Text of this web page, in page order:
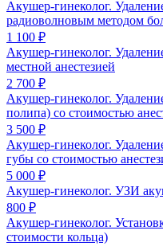
Акушер-гинеколог.
радиоволновым методом
1 100 ₽
Акушер-гинеколог.
местной анестезией
2 700 ₽
Акушер-гинеколог.
полипа) со стоимостью
3 500 ₽
Акушер-гинеколог.
губы со стоимостью
5 000 ₽
Акушер-гинеколог. УЗИ
800 ₽
Акушер-гинеколог.
стоимости кольца)